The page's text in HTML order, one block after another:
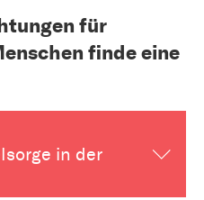
für
finde eine
in der